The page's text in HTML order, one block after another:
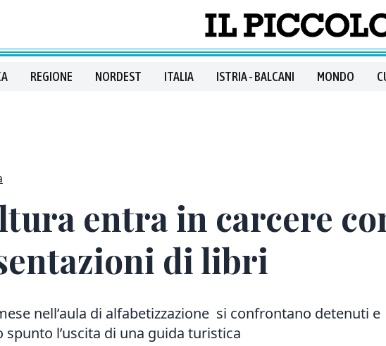
REGIONE NORDEST ITALIA ISTRIA - BALCANI MONDO
entra in carcere
di libri
nell’aula di alfabetizzazione si confrontano detenuti e
spunto l’uscita di una guida turistica